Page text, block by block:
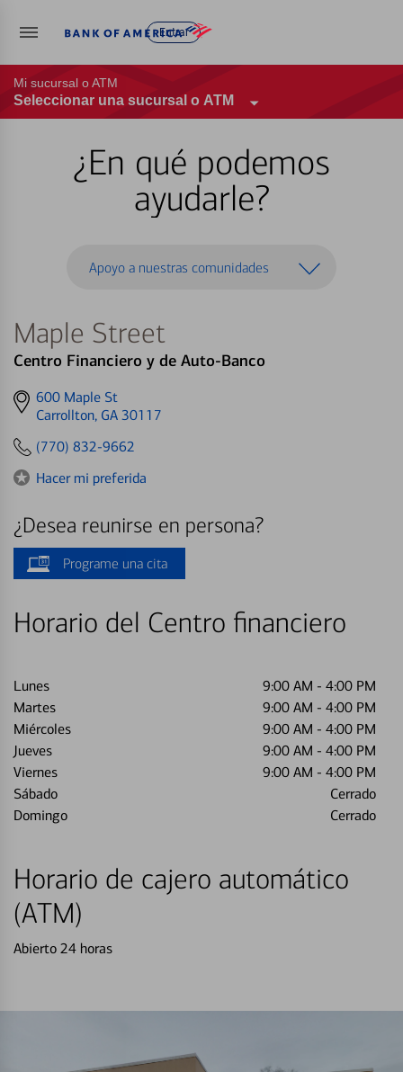
Entrar
Mi sucursal o ATM
Seleccionar una sucursal o ATM
¿En qué podemos
ayudarle?
Apoyo a nuestras comunidades
Maple Street
Centro Financiero y de Auto-Banco
Get
directions
600 Maple St
Carrollton, GA 30117
(770) 832-9662
Hacer mi preferida
¿Desea reunirse en persona?
Programe una cita
Horario del Centro financiero
Lunes 9:00 AM - 4:00 PM
Martes
9:00 AM - 4:00 PM
Miércoles
9:00 AM - 4:00 PM
Jueves
9:00 AM - 4:00 PM
Viernes
9:00 AM - 4:00 PM
Sábado
Cerrado
Domingo
Cerrado
Horario de cajero automático
(ATM)
Abierto 24 horas